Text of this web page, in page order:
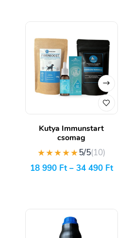
Kutya Immunstart
csomag
★★★★★5/5(10)
18 990 Ft– 34 490 Ft